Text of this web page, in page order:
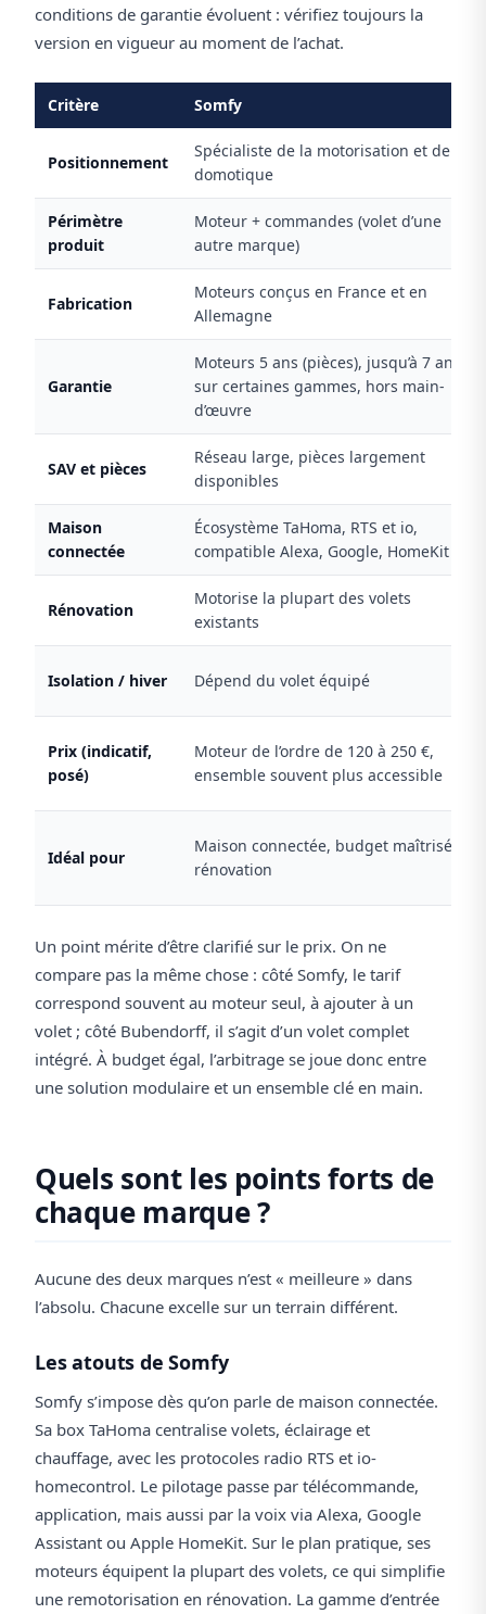
conditions de garantie évoluent : vérifiez toujours la
version en vigueur au moment de l’achat.
Critère Somfy
Positionnement
Spécialiste de la motorisation et de la
domotique
Périmètre
produit
Moteur + commandes (volet d’une
autre marque)
Fabrication
Moteurs conçus en France et en
Allemagne
Garantie
Moteurs 5 ans (pièces), jusqu’à 7 ans
sur certaines gammes, hors main-
d’œuvre
SAV et pièces
Réseau large, pièces largement
disponibles
Maison
connectée
Écosystème TaHoma, RTS et io,
compatible Alexa, Google, HomeKit
Rénovation
Motorise la plupart des volets
existants
Isolation / hiver Dépend du volet équipé
Prix (indicatif,
posé)
Moteur de l’ordre de 120 à 250 €,
ensemble souvent plus accessible
Idéal pour
Maison connectée, budget maîtrisé,
rénovation
Un point mérite d’être clarifié sur le prix. On ne
compare pas la même chose : côté Somfy, le tarif
correspond souvent au moteur seul, à ajouter à un
volet ; côté Bubendorff, il s’agit d’un volet complet
intégré. À budget égal, l’arbitrage se joue donc entre
une solution modulaire et un ensemble clé en main.
Quels sont les points forts de
chaque marque ?
Aucune des deux marques n’est « meilleure » dans
l’absolu. Chacune excelle sur un terrain différent.
Les atouts de Somfy
Somfy s’impose dès qu’on parle de maison connectée.
Sa box TaHoma centralise volets, éclairage et
chauffage, avec les protocoles radio RTS et io-
homecontrol. Le pilotage passe par télécommande,
application, mais aussi par la voix via Alexa, Google
Assistant ou Apple HomeKit. Sur le plan pratique, ses
moteurs équipent la plupart des volets, ce qui simplifie
une remotorisation en rénovation. La gamme d’entrée